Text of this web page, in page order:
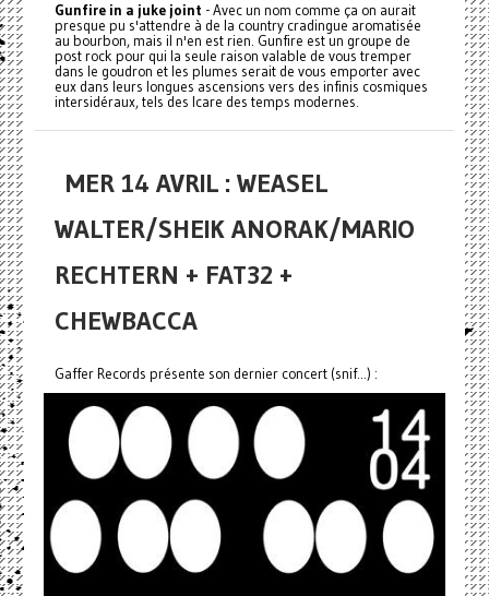
Gunfire in a juke joint - Avec un nom comme ça on aurait
presque pu s'attendre à de la country cradingue aromatisée
au bourbon, mais il n'en est rien. Gunfire est un groupe de
post rock pour qui la seule raison valable de vous tremper
dans le goudron et les plumes serait de vous emporter avec
eux dans leurs longues ascensions vers des infinis cosmiques
intersidéraux, tels des Icare des temps modernes.
MER 14 AVRIL : WEASEL
WALTER/SHEIK ANORAK/MARIO
RECHTERN + FAT32 +
CHEWBACCA
Gaffer Records présente son dernier concert (snif...) :